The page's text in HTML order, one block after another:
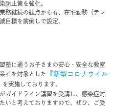
防止策を強化。
務継続の観点からも、在宅勤務（テレ
目標を前倒しで設定。
塾に通うお子さまの安心・安全な教室
者を対象とした
『新型コロナウイル
を実施しております。
ガイドライン講習を受講し、感染症対
いと考えておりますので、ぜひ、ご受